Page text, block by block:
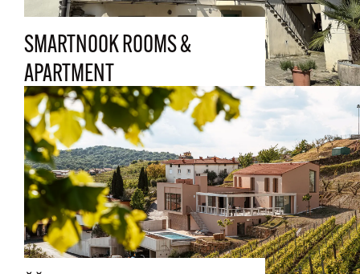
SMARTNOOK ROOMS &
APARTMENT